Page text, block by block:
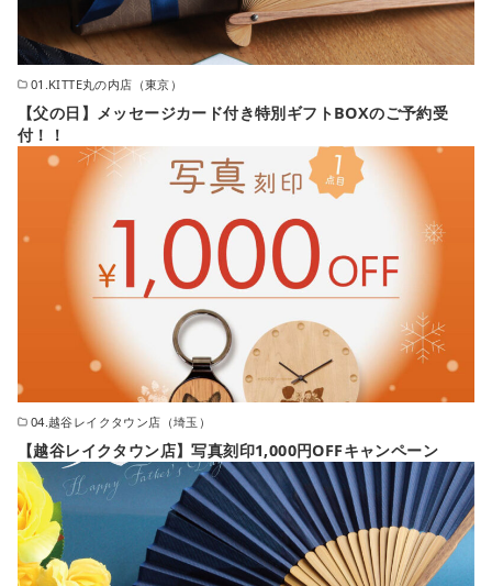
01.KITTE丸の内店（東京）
【父の日】メッセージカード付き特別ギフトBOXのご予約受
付！！
04.越谷レイクタウン店（埼玉）
【越谷レイクタウン店】写真刻印1,000円OFFキャンペーン